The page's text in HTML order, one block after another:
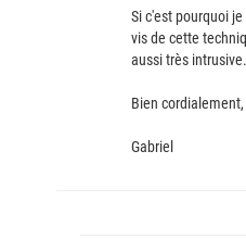
Si c'est pourquoi
vis de cette
aussi très intrusive.
Bien cordialement,
Gabriel